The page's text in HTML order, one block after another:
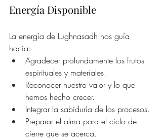
Energía Disponible
La energía de Lughnasadh nos guía
hacia:
Agradecer profundamente los frutos
espirituales y materiales.
Reconocer nuestro valor y lo que
hemos hecho crecer.
Integrar la sabiduría de los procesos.
Preparar el alma para el ciclo de
cierre que se acerca.